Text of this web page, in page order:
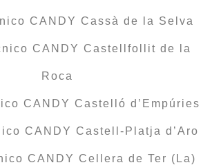
CANDY Cassà de la Selva
CANDY Castellfollit de la
Roca
CANDY Castelló d’Empúries
CANDY Castell-Platja d’Aro
CANDY Cellera de Ter (La)